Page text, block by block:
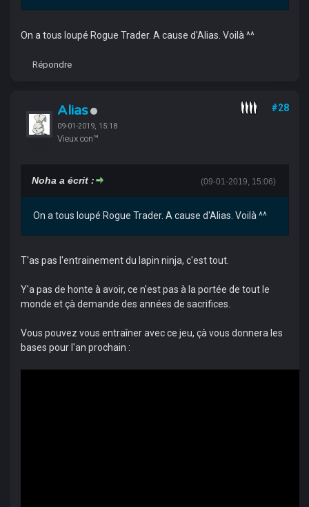
On a tous loupé Rogue Trader. A cause d'Alias. Voilà ^^
Répondre
Alias
09-01-2019, 15:18
Vieux con™
#28
(09-01-2019, 15:06)
Noha a écrit :
On a tous loupé Rogue Trader. A cause d'Alias. Voilà ^^
T'as pas l'entrainement du lapin ninja, c'est tout.
Y'a pas de honte à avoir, ce n'est pas à la portée de tout le
monde et çà demande des années de sacrifices.
Vous pouvez vous entraîner avec ce jeu, çà vous donnera les
bases pour l'an prochain :